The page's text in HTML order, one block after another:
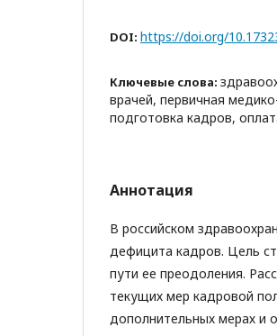
DOI: https://doi.org/
Ключевые слова:
врачей, первичная
подготовка кадров,
Аннотация
В российском
дефицита кадров. Цель
пути ее преодоления.
текущих мер кадровой
дополнительных мерах и